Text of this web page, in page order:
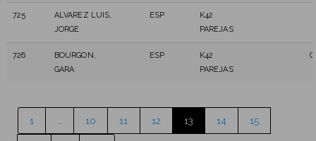
725
ALVAREZ LUIS,
JORGE
ESP
K42
PAREJAS
726
BOURGON,
GARA
ESP
K42
PAREJAS
1 10 11 12 13 14 15